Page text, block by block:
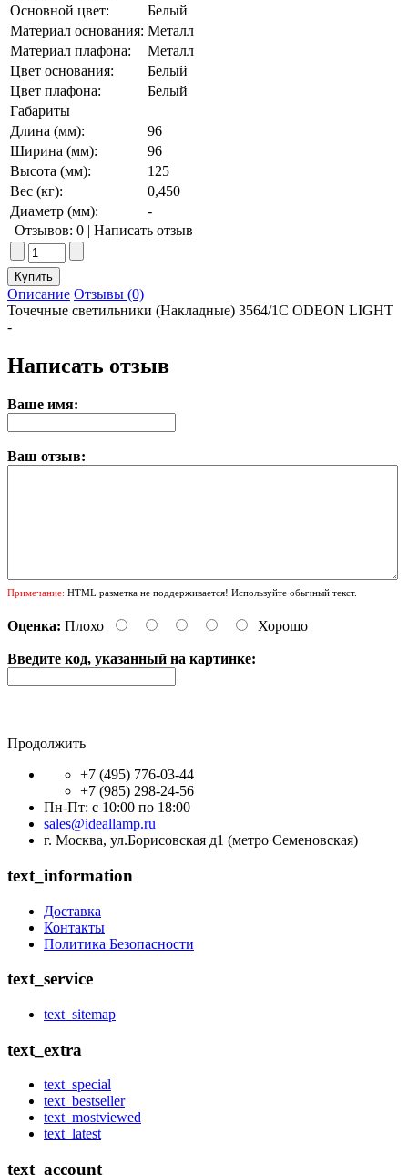
Основной цвет:
Белый
Материал основания: Металл
Материал плафона:
Металл
Цвет основания:
Белый
Цвет плафона:
Белый
Габариты
Длина (мм):
96
Ширина (мм):
96
Высота (мм):
125
Вес (кг):
0,450
Диаметр (мм):
-
Отзывов: 0 | Написать отзыв
Описание Отзывы (0)
Точечные светильники (Накладные) 3564/1C ODEON LIGHT
-
Написать отзыв
Ваше имя:
Ваш отзыв:
Примечание: HTML разметка не поддерживается! Используйте обычный текст.
Оценка: Плохо Хорошо
Введите код, указанный на картинке:
Продолжить
+7 (495) 776-03-44
+7 (985) 298-24-56
Пн-Пт: с 10:00 по 18:00
sales@ideallamp.ru
г. Москва, ул.Борисовская д1 (метро Семеновская)
text_information
Доставка
Контакты
Политика Безопасности
text_service
text_sitemap
text_extra
text_special
text_bestseller
text_mostviewed
text_latest
text_account